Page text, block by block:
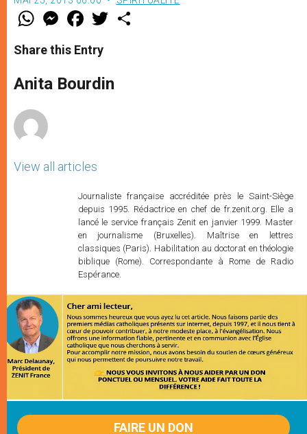
W
t
s
p
p
M
e
s
e
g
e
F
a
e
b
o
k
w
r
Share this Entry
Anita Bourdin
View all articles
Journaliste française accréditée près le Saint-Siège
depuis 1995. Rédactrice en chef de fr.zenit.org. Elle a
lancé le service français Zenit en janvier 1999. Master
en journalisme (Bruxelles). Maîtrise en lettres
classiques (Paris). Habilitation au doctorat en théologie
biblique (Rome). Correspondante à Rome de Radio
Espérance.
FAIRE UN DON